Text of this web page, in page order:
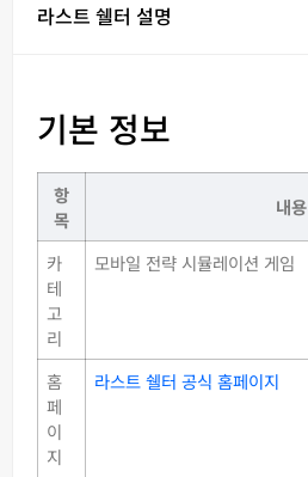
라스트 쉘터 설명
기본 정보
항
목
내용
카
테
고
리
모바일 전략 시뮬레이션 게임
홈
페
이
지
라스트 쉘터 공식 홈페이지